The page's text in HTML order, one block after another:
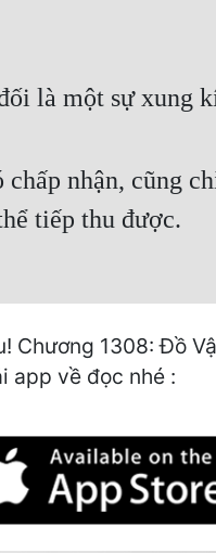
là một sự xung
nhận, cũng
tiếp thu được.
1308: Đồ
app về đọc nhé :